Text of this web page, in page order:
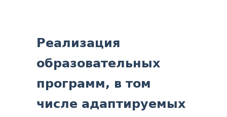
Back
to
Реализация
образовательных
программ, в том
числе адаптируемых